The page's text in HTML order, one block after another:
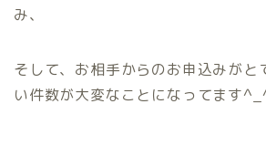
み、
そして、お相手からのお申込みがと
い件数が大変なことになってます